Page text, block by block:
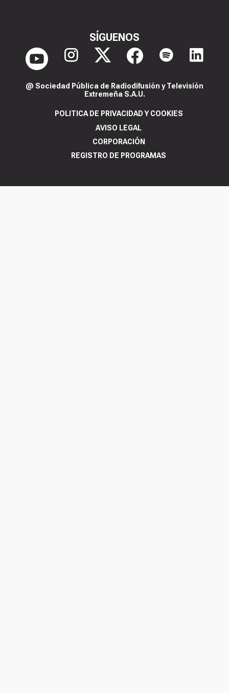
SÍGUENOS
@ Sociedad Pública de Radiodifusión y Televisión
Extremeña S.A.U.
POLITICA DE PRIVACIDAD Y COOKIES
AVISO LEGAL
CORPORACIÓN
REGISTRO DE PROGRAMAS